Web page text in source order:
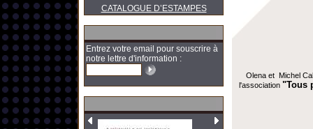
CATALOGUE D’ESTAMPES
Entrez votre email pour souscrire à
notre lettre d'information :
Olena et Michel
l'association "Tous